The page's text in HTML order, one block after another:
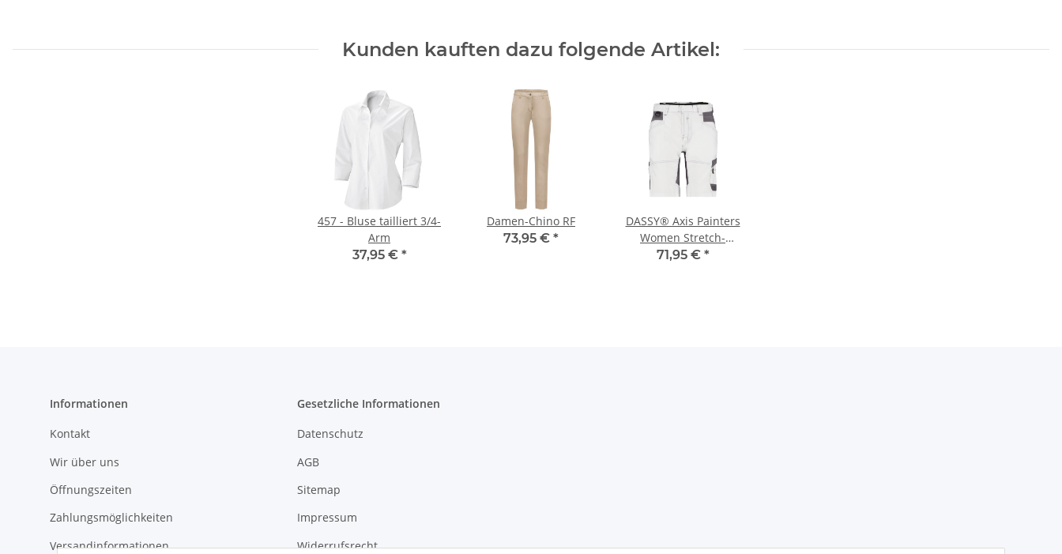
Kunden kauften dazu folgende Artikel:
457 - Bluse tailliert 3/4-
Arm
37,95 € *
Damen-Chino RF
73,95 € *
DASSY® Axis Painters
Women Stretch-
Malershorts für Damen
71,95 € *
Informationen
Kontakt
Wir über uns
Öffnungszeiten
Zahlungsmöglichkeiten
Versandinformationen
Gesetzliche Informationen
Datenschutz
AGB
Sitemap
Impressum
Widerrufsrecht